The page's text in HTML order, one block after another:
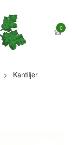
0
Kantiljer